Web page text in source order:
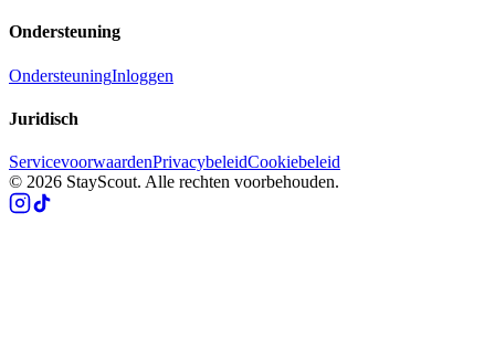
Ondersteuning
OndersteuningInloggen
Juridisch
ServicevoorwaardenPrivacybeleidCookiebeleid
© 2026 StayScout. Alle rechten voorbehouden.